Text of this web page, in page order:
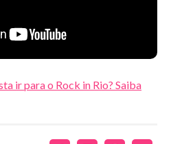
ir para o Rock in Rio? Saiba